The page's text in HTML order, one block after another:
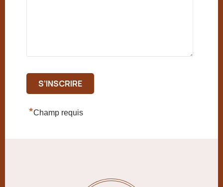
*Champ requis